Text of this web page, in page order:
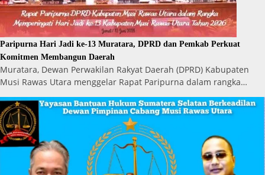
Paripurna Hari Jadi ke-13 Muratara, DPRD dan Pemkab Perkuat
Komitmen Membangun Daerah
Muratara, Dewan Perwakilan Rakyat Daerah (DPRD) Kabupaten
Musi Rawas Utara menggelar Rapat Paripurna dalam rangka…